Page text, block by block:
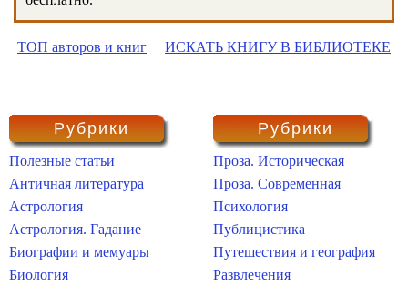
ТОП авторов и книг ИСКАТЬ КНИГУ В БИБЛИОТЕКЕ
Рубрики
Полезные статьи
Античная литература
Астрология
Астрология. Гадание
Биографии и мемуары
Биология
Рубрики
Проза. Историческая
Проза. Современная
Психология
Публицистика
Путешествия и география
Развлечения